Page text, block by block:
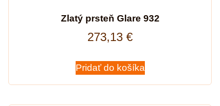
Zlatý prsteň Glare 932
273,13 €
Pridať do košíka